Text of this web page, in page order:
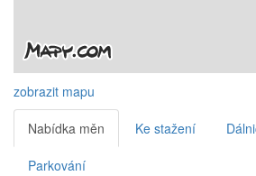
zobrazit mapu
Nabídka měn Ke stažení
Parkování